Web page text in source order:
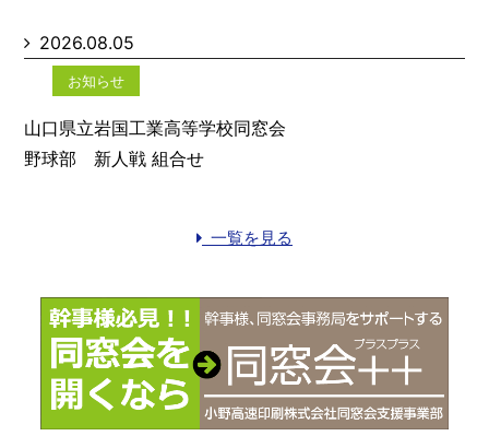
2026.08.05
お知らせ
山口県立岩国工業高等学校同窓会
野球部 新人戦 組合せ
一覧を見る